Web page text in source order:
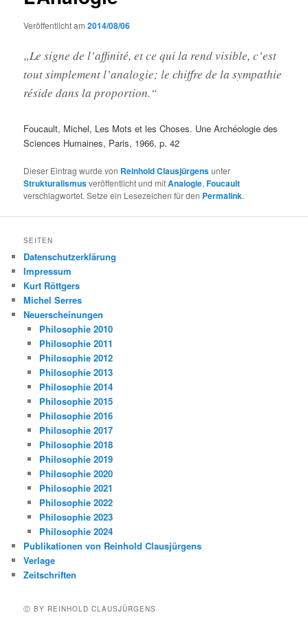
Veröffentlicht am2014/08/06
„Le signe de l’affinité, et ce qui la rend visible, c’est
tout simplement l’analogie; le chiffre de la sympathie
réside dans la proportion.“
Foucault, Michel, Les Mots et les Choses. Une Archéologie des
Sciences Humaines, Paris, 1966, p. 42
Dieser Eintrag wurde von Reinhold Clausjürgensunter
Strukturalismusveröffentlicht und mitAnalogie,Foucault
verschlagwortet. Setze ein Lesezeichen für den Permalink.
SEITEN
Datenschutzerklärung
Impressum
Kurt Röttgers
Michel Serres
Neuerscheinungen
Philosophie 2010
Philosophie 2011
Philosophie 2012
Philosophie 2013
Philosophie 2014
Philosophie 2015
Philosophie 2016
Philosophie 2017
Philosophie 2018
Philosophie 2019
Philosophie 2020
Philosophie 2021
Philosophie 2022
Philosophie 2023
Philosophie 2024
Publikationen von Reinhold Clausjürgens
Verlage
Zeitschriften
Ⓒ BY REINHOLD CLAUSJÜRGENS